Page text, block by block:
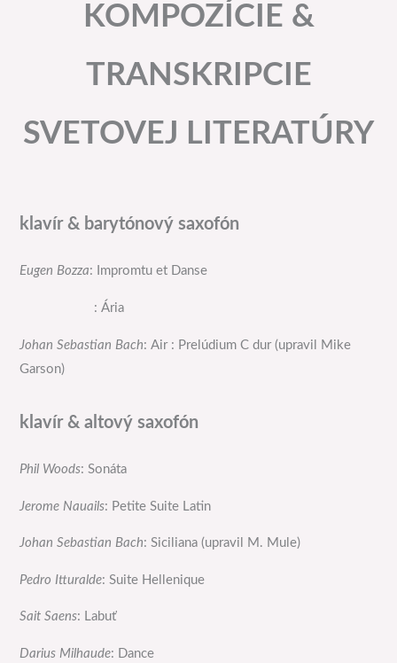
KOMPOZÍCIE &
TRANSKRIPCIE
SVETOVEJ LITERATÚRY
klavír & barytónový saxofón
Eugen Bozza: Impromtu et Danse
: Ária
Johan Sebastian Bach: Air : Prelúdium C dur (upravil Mike
Garson)
klavír & altový saxofón
Phil Woods: Sonáta
Jerome Nauails: Petite Suite Latin
Johan Sebastian Bach: Siciliana (upravil M. Mule)
Pedro Itturalde: Suite Hellenique
Sait Saens: Labuť
Darius Milhaude: Dance